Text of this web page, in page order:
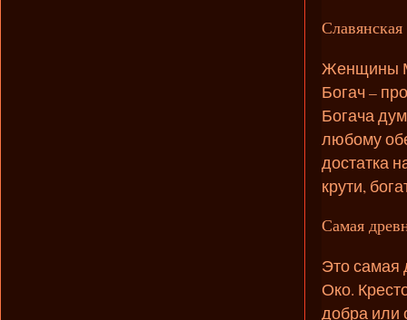
Славянская
Женщины
Богач –
Богача
любому
достатка
крути,
Самая
Это самая
Око.
добра или